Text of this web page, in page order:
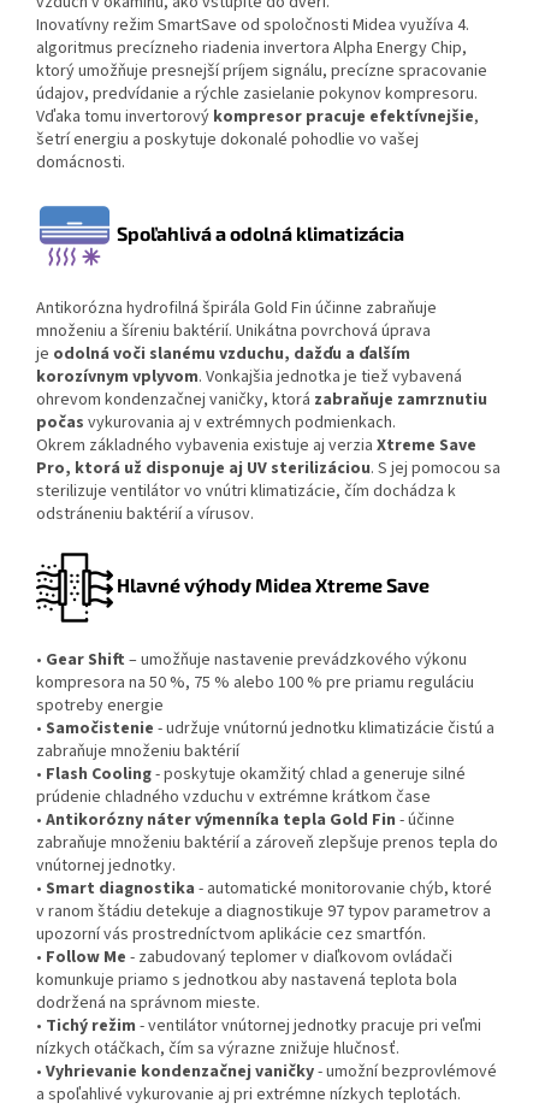
Inovatívny režim SmartSave od spoločnosti Midea využíva 4.
algoritmus precízneho riadenia invertora Alpha Energy Chip,
ktorý umožňuje presnejší príjem signálu, precízne spracovanie
údajov, predvídanie a rýchle zasielanie pokynov kompresoru.
Vďaka tomu invertorový kompresor pracuje efektívnejšie,
šetrí energiu a poskytuje dokonalé pohodlie vo vašej
domácnosti.
Spoľahlivá a odolná klimatizácia
Antikorózna hydrofilná špirála Gold Fin účinne zabraňuje
množeniu a šíreniu baktérií. Unikátna povrchová úprava
je odolná voči slanému vzduchu, dažďu a ďalším
korozívnym vplyvom. Vonkajšia jednotka je tiež vybavená
ohrevom kondenzačnej vaničky, ktorá zabraňuje zamrznutiu
počas vykurovania aj v extrémnych podmienkach.
Okrem základného vybavenia existuje aj verzia Xtreme Save
Pro, ktorá už disponuje aj UV sterilizáciou. S jej pomocou sa
sterilizuje ventilátor vo vnútri klimatizácie, čím dochádza k
odstráneniu baktérií a vírusov.
Hlavné výhody Midea Xtreme Save
• Gear Shift – umožňuje nastavenie prevádzkového výkonu
kompresora na 50 %, 75 % alebo 100 % pre priamu reguláciu
spotreby energie
• Samočistenie - udržuje vnútornú jednotku klimatizácie čistú a
zabraňuje množeniu baktérií
• Flash Cooling- poskytuje okamžitý chlad a generuje silné
prúdenie chladného vzduchu v extrémne krátkom čase
• Antikorózny náter výmenníka tepla Gold Fin - účinne
zabraňuje množeniu baktérií a zároveň zlepšuje prenos tepla do
vnútornej jednotky.
• Smart diagnostika - automatické monitorovanie chýb, ktoré
v ranom štádiu detekuje a diagnostikuje 97 typov parametrov a
upozorní vás prostredníctvom aplikácie cez smartfón.
• Follow Me - zabudovaný teplomer v diaľkovom ovládači
komunkuje priamo s jednotkou aby nastavená teplota bola
dodržená na správnom mieste.
• Tichý režim - ventilátor vnútornej jednotky pracuje pri veľmi
nízkych otáčkach, čím sa výrazne znižuje hlučnosť.
• Vyhrievanie kondenzačnej vaničky- umožní bezprovlémové
a spoľahlivé vykurovanie aj pri extrémne nízkych teplotách.